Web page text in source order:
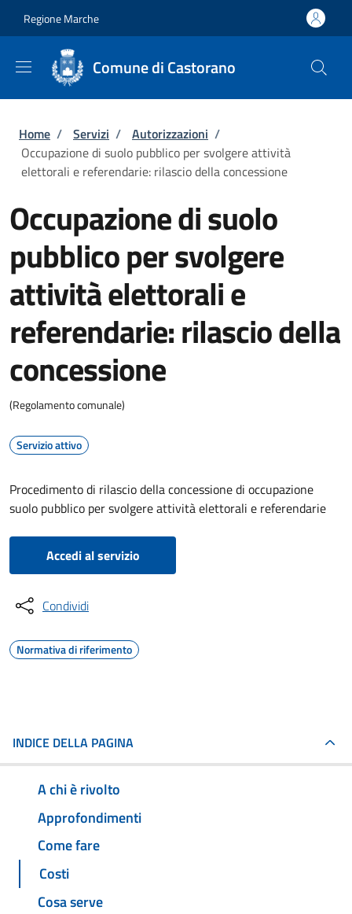
Regione Marche
Comune di Castorano
Briciole di pane
Home / Servizi / Autorizzazioni /
Occupazione di suolo pubblico per svolgere attività
elettorali e referendarie: rilascio della concessione
Occupazione di suolo
pubblico per svolgere
attività elettorali e
referendarie: rilascio della
concessione
(Regolamento comunale)
Servizio attivo
Procedimento di rilascio della concessione di occupazione
suolo pubblico per svolgere attività elettorali e referendarie
Accedi al servizio
Condividi
Normativa di riferimento
INDICE DELLA PAGINA
A chi è rivolto
Approfondimenti
Come fare
Costi
Cosa serve